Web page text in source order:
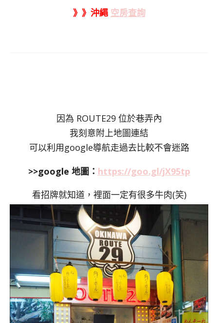
》》沖繩 空房查詢
因為 ROUTE29 位於巷弄內
我刻意附上地圖連結
可以利用google導航走過去比較不會迷路
>>google 地圖： https://goo.gl/jX95tp
看招牌就知道，裡面一定有很多牛肉(笑)